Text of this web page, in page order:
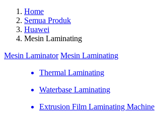
Home
Semua Produk
Huawei
Mesin Laminating
Mesin Laminator Mesin Laminating
Thermal Laminating
Waterbase Laminating
Extrusion Film Laminating Machine